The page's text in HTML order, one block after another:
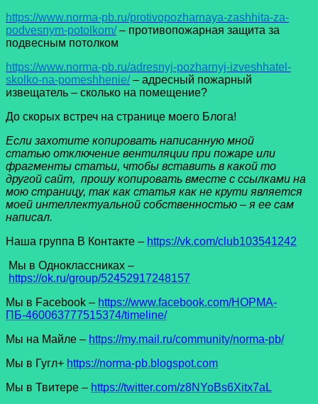
https://www.norma-pb.ru/protivopozharnaya-zashhita-za-
podvesnym-potolkom/– противопожарная защита за
подвесным потолком
https://www.norma-pb.ru/adresnyj-pozharnyj-izveshhatel-
skolko-na-pomeshhenie/– адресный пожарный
извещатель – сколько на помещение?
До скорых встреч на странице моего Блога!
Если захотите копировать написанную мной
статью отключение вентиляции при пожаре или
фрагменты статьи, чтобы вставить в какой то
другой сайт, прошу копировать вместе с ссылками на
мою страницу, так как статья как не крути является
моей интеллектуальной собственностью – я ее сам
написал.
Наша группа В Контакте – https://vk.com/club103541242
Мы в Одноклассниках –
https://ok.ru/group/52452917248157
Мы в Facеbook – https://www.facebook.com/НОРМА-
ПБ-460063777515374/timeline/
Мы на Майле – https://my.mail.ru/community/norma-pb/
Мы в Гугл+ https://norma-pb.blogspot.com
Мы в Твитере – https://twitter.com/z8NYoBs6Xitx7aL